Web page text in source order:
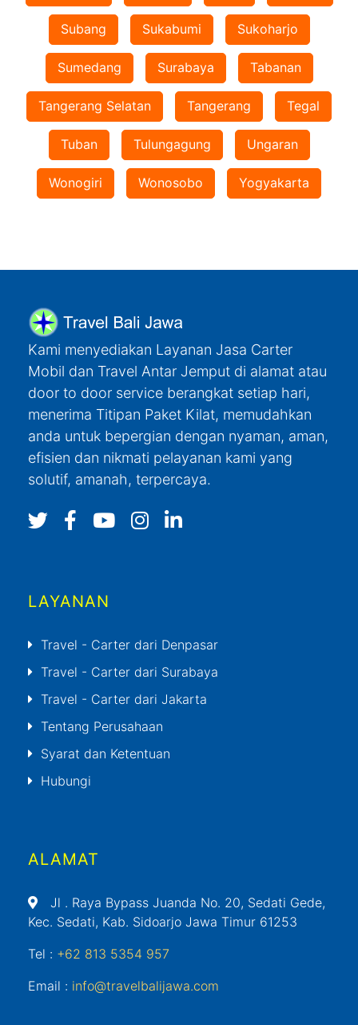
Subang Sukabumi Sukoharjo
Sumedang Surabaya Tabanan
Tangerang Selatan Tangerang Tegal
Tuban Tulungagung Ungaran
Wonogiri Wonosobo Yogyakarta
Kami menyediakan Layanan Jasa Carter
Mobil dan Travel Antar Jemput di alamat atau
door to door service berangkat setiap hari,
menerima Titipan Paket Kilat, memudahkan
anda untuk bepergian dengan nyaman, aman,
efisien dan nikmati pelayanan kami yang
solutif, amanah, terpercaya.
LAYANAN
Travel - Carter dari Denpasar
Travel - Carter dari Surabaya
Travel - Carter dari Jakarta
Tentang Perusahaan
Syarat dan Ketentuan
Hubungi
ALAMAT
Jl . Raya Bypass Juanda No. 20, Sedati Gede,
Kec. Sedati, Kab. Sidoarjo Jawa Timur 61253
Tel : +62 813 5354 957
Email : info@travelbalijawa.com